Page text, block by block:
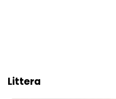
Littera